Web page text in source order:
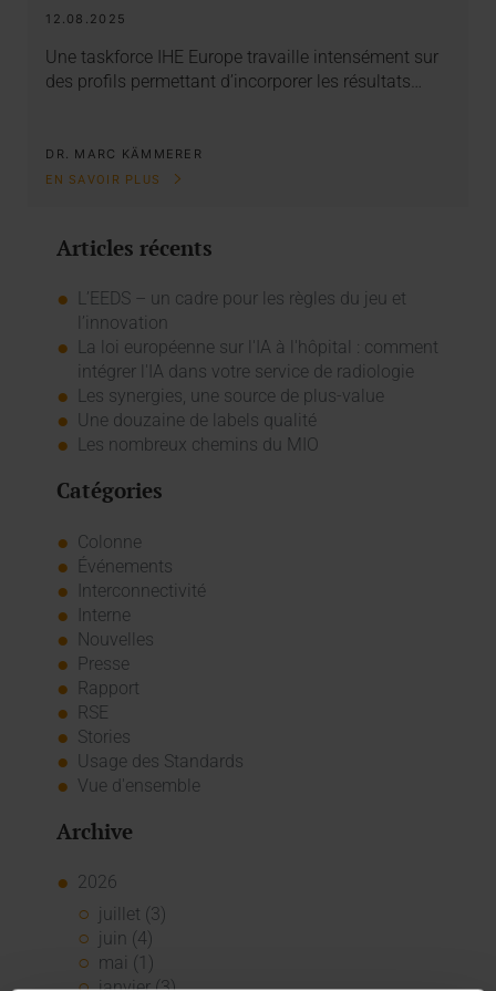
12.08.2025
Une taskforce IHE Europe travaille intensément sur
des profils permettant d’incorporer les résultats…
DR. MARC KÄMMERER
EN SAVOIR PLUS
Articles récents
L’EEDS – un cadre pour les règles du jeu et
l’innovation
La loi européenne sur l'IA à l'hôpital : comment
intégrer l'IA dans votre service de radiologie
Les synergies, une source de plus-value
Une douzaine de labels qualité
Les nombreux chemins du MIO
Catégories
Colonne
Événements
Interconnectivité
Interne
Nouvelles
Presse
Rapport
RSE
Stories
Usage des Standards
Vue d'ensemble
Archive
2026
juillet (3)
juin (4)
mai (1)
janvier (3)